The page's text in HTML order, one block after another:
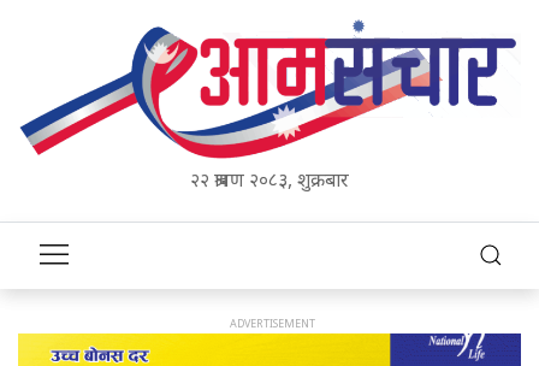
२२ श्रावण २०८३, शुक्रबार